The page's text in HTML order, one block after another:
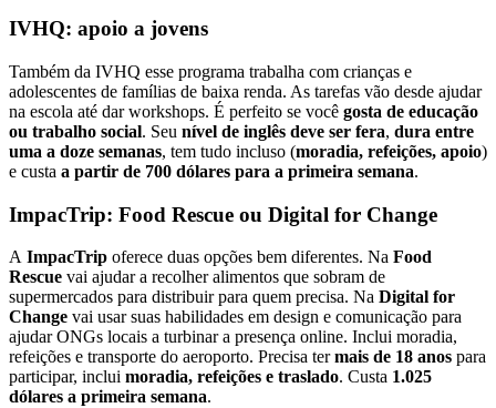
IVHQ: apoio a jovens
Também da IVHQ esse programa trabalha com crianças e
adolescentes de famílias de baixa renda. As tarefas vão desde ajudar
na escola até dar workshops. É perfeito se você gosta de educação
ou trabalho social. Seu nível de inglês deve ser fera, dura entre
uma a doze semanas, tem tudo incluso (moradia, refeições, apoio)
e custa a partir de 700 dólares para a primeira semana.
ImpacTrip: Food Rescue ou Digital for Change
A ImpacTrip oferece duas opções bem diferentes. Na Food
Rescue vai ajudar a recolher alimentos que sobram de
supermercados para distribuir para quem precisa. Na Digital for
Change vai usar suas habilidades em design e comunicação para
ajudar ONGs locais a turbinar a presença online. Inclui moradia,
refeições e transporte do aeroporto. Precisa termais de 18 anos para
participar, inclui moradia, refeições e traslado. Custa 1.025
dólares a primeira semana.